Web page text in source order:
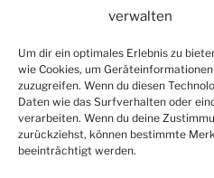
verwalten
Um dir ein optimales Erlebnis zu
wie Cookies, um
zuzugreifen. Wenn du diesen
Daten wie das Surfverhalten oder
verarbeiten. Wenn du deine
zurückziehst, können bestimmte
beeinträchtigt werden.
REISERECHT,
Beitragsnavigation
Vorheriger
Beitrag
ZURÜCK
Nachwuchs